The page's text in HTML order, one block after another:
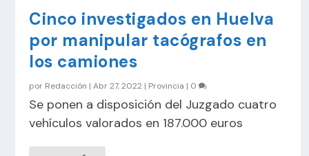
Cinco investigados en Huelva
por manipular tacógrafos en
los camiones
por Redacción |Abr 27, 2022 | Provincia | 0
Se ponen a disposición del Juzgado cuatro
vehículos valorados en 187.000 euros